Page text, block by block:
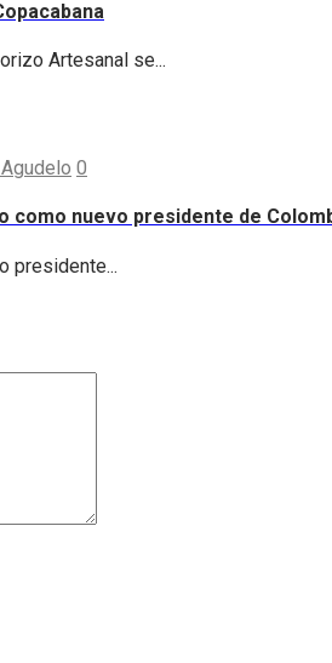
Artesanal se...
0
como nuevo presidente de
presidente...